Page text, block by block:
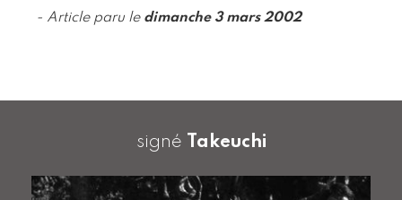
- Article paru le dimanche 3 mars 2002
signé Takeuchi